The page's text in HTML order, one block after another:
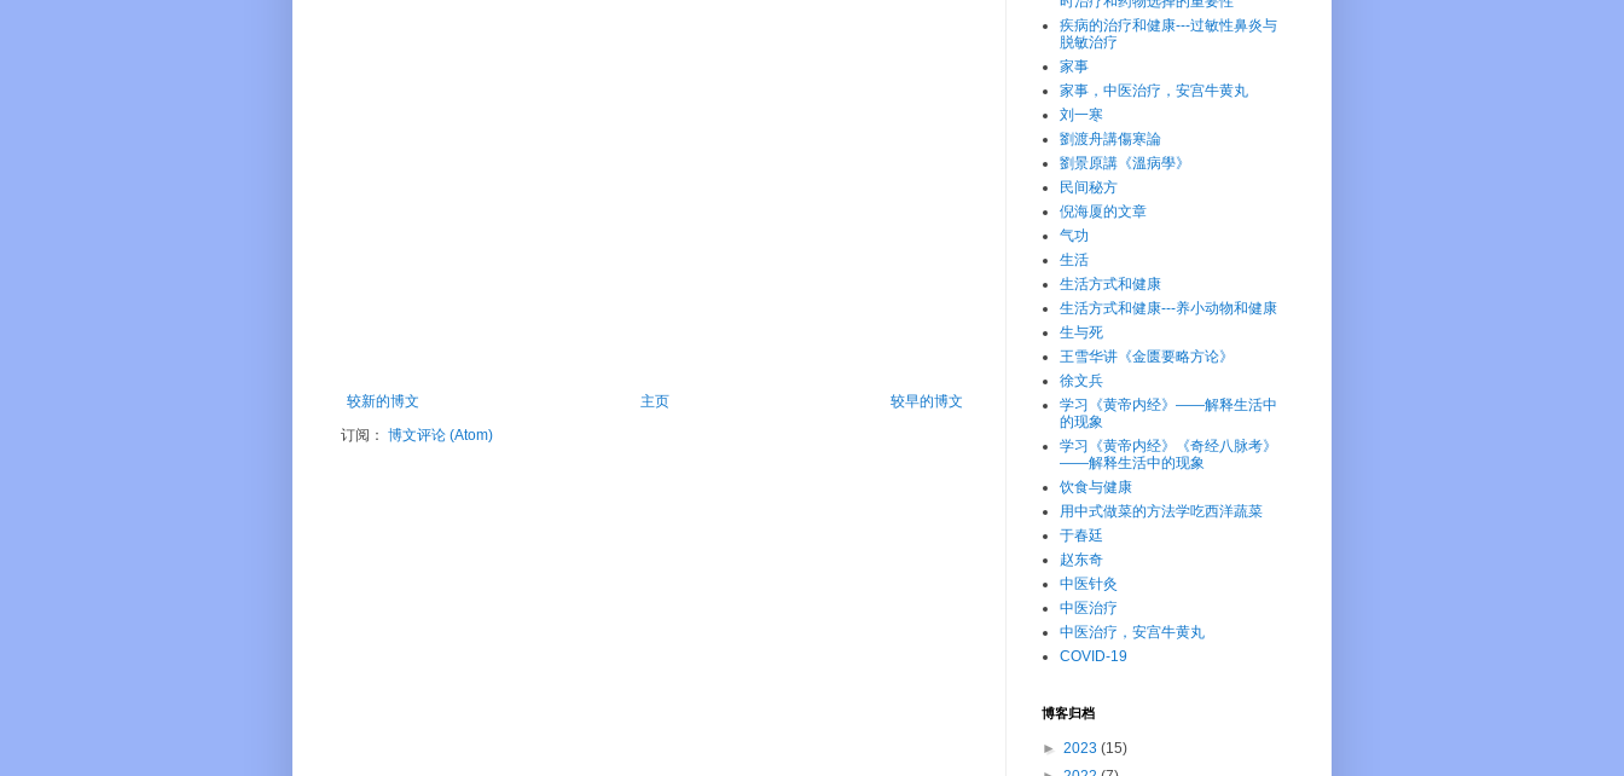
较新的博文 较早的博文
主页
订阅： 博文评论 (Atom)
疾病的治疗和健康---过敏性鼻炎与
脱敏治疗
家事
家事，中医治疗，安宫牛黄丸
刘一寒
劉渡舟講傷寒論
劉景原講《溫病學》
民间秘方
倪海厦的文章
气功
生活
生活方式和健康
生活方式和健康---养小动物和健康
生与死
王雪华讲《金匮要略方论》
徐文兵
学习《黄帝内经》——解释生活中
的现象
学习《黄帝内经》《奇经八脉考》
——解释生活中的现象
饮食与健康
用中式做菜的方法学吃西洋蔬菜
于春廷
赵东奇
中医针灸
中医治疗
中医治疗，安宫牛黄丸
COVID-19
博客归档
► 2023 (15)